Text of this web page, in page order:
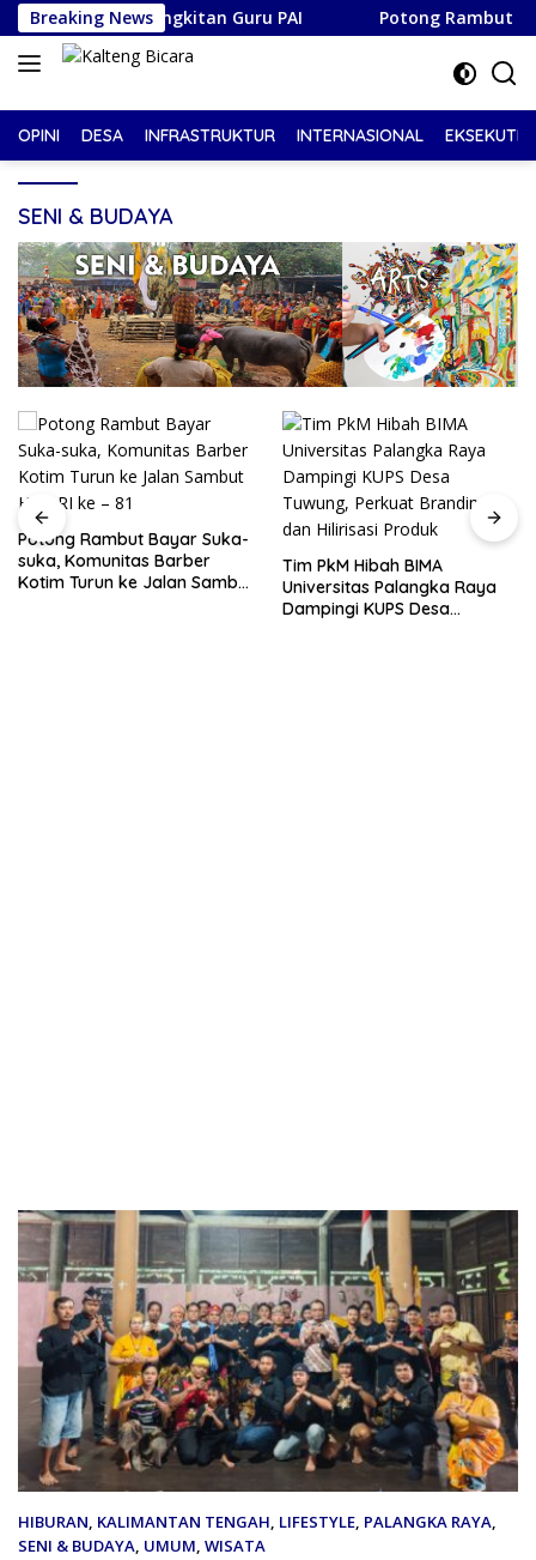
Langsung
ke
konten
Breaking News
Kebangkitan Guru PAI Potong Rambut Bayar
OPINI DESA INFRASTRUKTUR INTERNASIONAL EKSEKUTIF
SENI & BUDAYA
Potong Rambut Bayar Suka-
suka, Komunitas Barber
Kotim Turun ke Jalan Sambut
Tim PkM Hibah BIMA
Universitas Palangka Raya
Dampingi KUPS Desa
HIBURAN, KALIMANTAN TENGAH, LIFESTYLE, PALANGKA RAYA,
SENI & BUDAYA, UMUM, WISATA